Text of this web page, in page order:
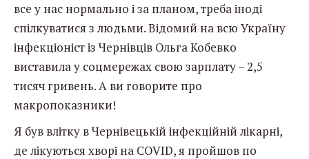
все у нас нормально і за планом, треба іноді
спілкуватися з людьми. Відомий на всю Україну
інфекціоніст із Чернівців Ольга Кобевко
виставила у соцмережах свою зарплату – 2,5
тисяч гривень. А ви говорите про
макропоказники!
Я був влітку в Чернівецькій інфекційній лікарні,
де лікуються хворі на COVID, я пройшов по